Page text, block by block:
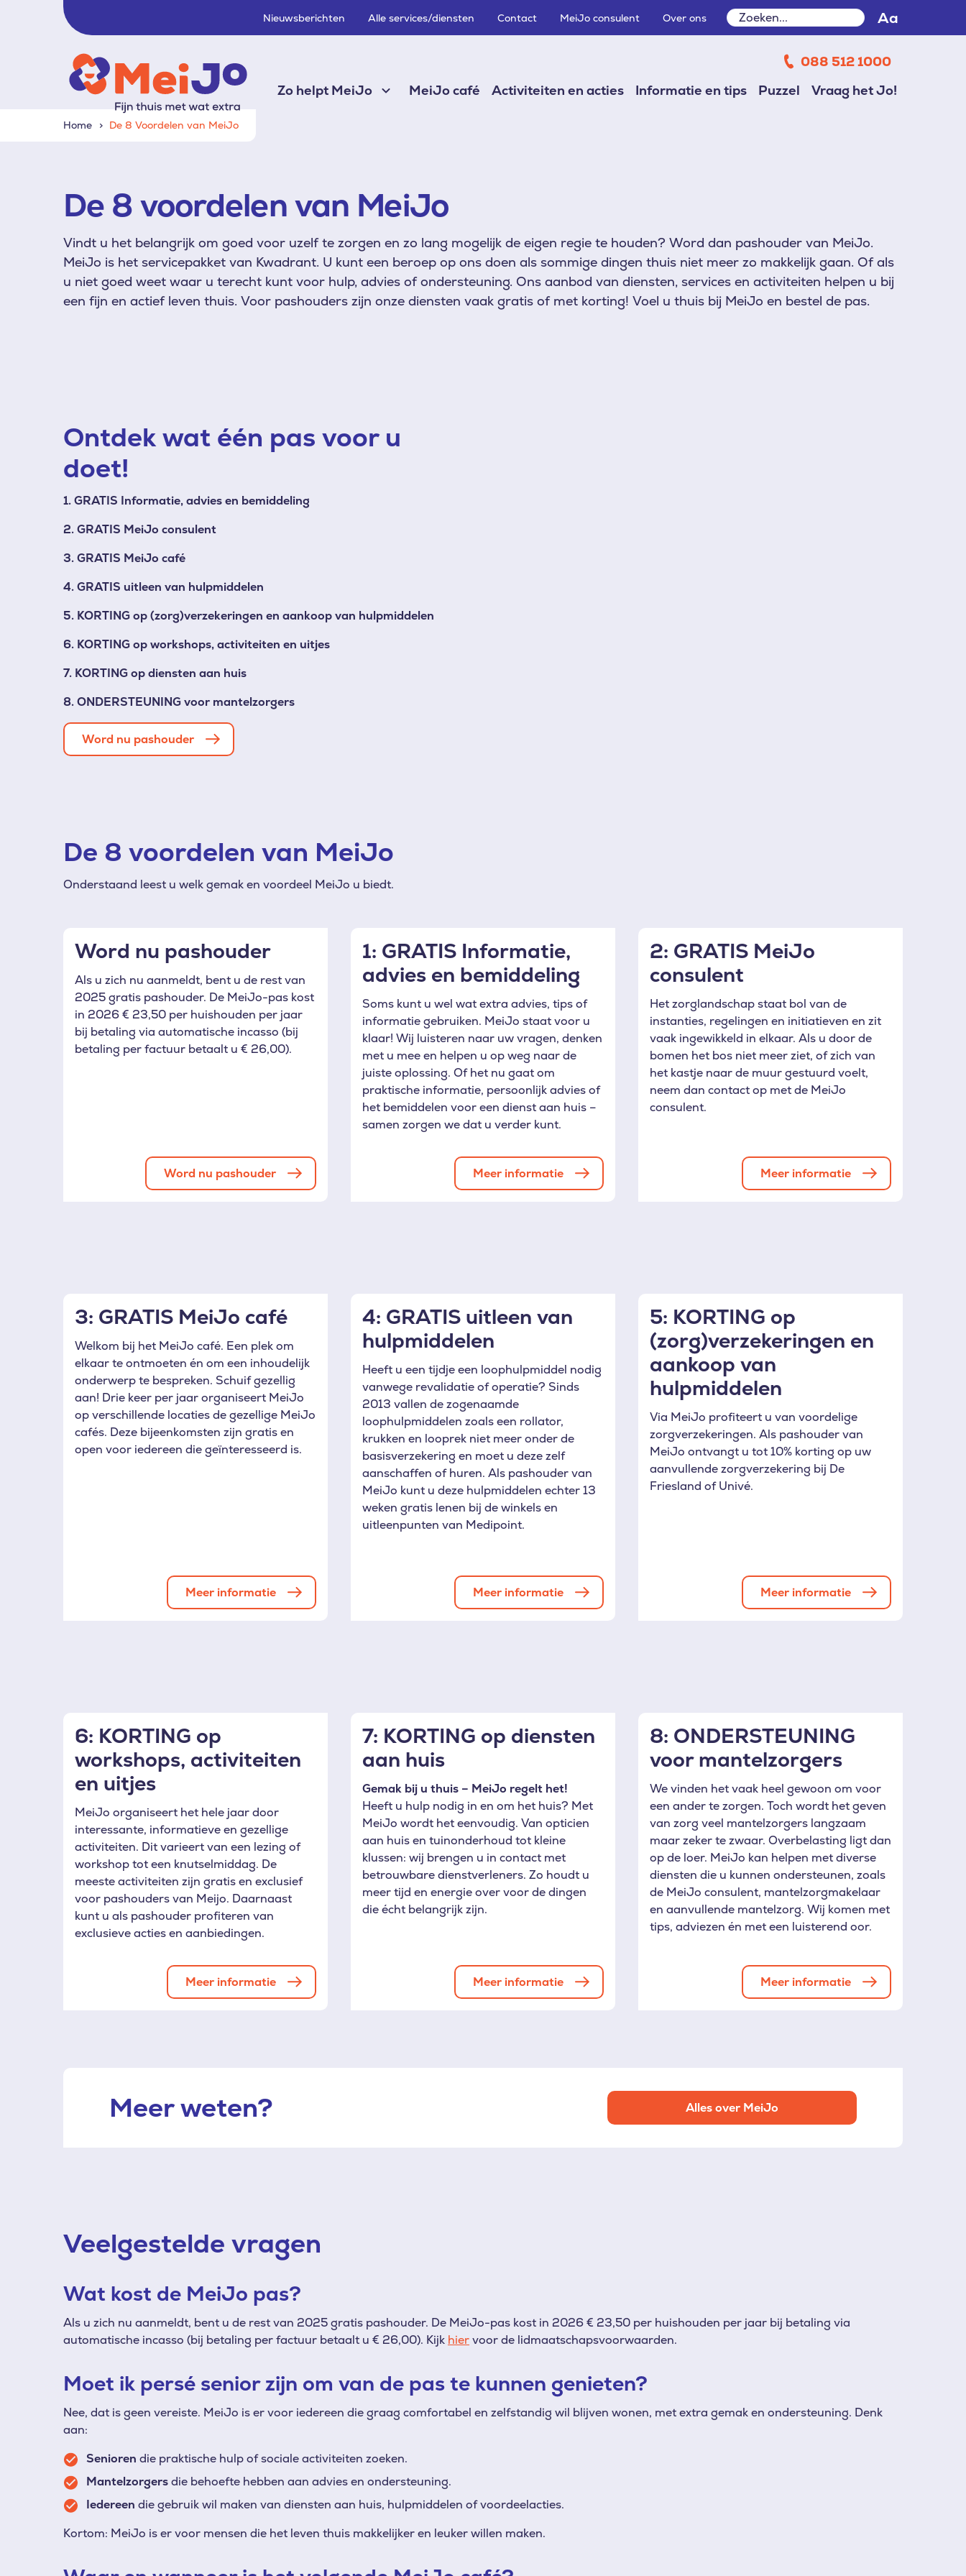
Nieuwsberichten Alle services/diensten Contact MeiJo consulent Over ons
Zoeken
Zoeken Aa
088 512 1000
Zo helpt MeiJo
MeiJo café Activiteiten en acties Informatie en tips Puzzel Vraag het Jo!
Home De 8 Voordelen van MeiJo
De 8 voordelen van MeiJo
Vindt u het belangrijk om goed voor uzelf te zorgen en zo lang mogelijk de eigen regie te houden? Word dan pashouder van MeiJo.
MeiJo is het servicepakket van Kwadrant. U kunt een beroep op ons doen als sommige dingen thuis niet meer zo makkelijk gaan. Of als
u niet goed weet waar u terecht kunt voor hulp, advies of ondersteuning. Ons aanbod van diensten, services en activiteiten helpen u bij
een fijn en actief leven thuis. Voor pashouders zijn onze diensten vaak gratis of met korting! Voel u thuis bij MeiJo en bestel de pas.
Ontdek wat één pas voor u
doet!
1. GRATIS Informatie, advies en bemiddeling
2. GRATIS MeiJo consulent
3. GRATIS MeiJo café
4. GRATIS uitleen van hulpmiddelen
5. KORTING op (zorg)verzekeringen en aankoop van hulpmiddelen
6. KORTING op workshops, activiteiten en uitjes
7. KORTING op diensten aan huis
8. ONDERSTEUNING voor mantelzorgers
Word nu pashouder
De 8 voordelen van MeiJo
Onderstaand leest u welk gemak en voordeel MeiJo u biedt.
Word nu pashouder
Als u zich nu aanmeldt, bent u de rest van
2025 gratis pashouder. De MeiJo-pas kost
in 2026 € 23,50 per huishouden per jaar
bij betaling via automatische incasso (bij
betaling per factuur betaalt u € 26,00).
Word nu pashouder
1: GRATIS Informatie,
advies en bemiddeling
Soms kunt u wel wat extra advies, tips of
informatie gebruiken. MeiJo staat voor u
klaar! Wij luisteren naar uw vragen, denken
met u mee en helpen u op weg naar de
juiste oplossing. Of het nu gaat om
praktische informatie, persoonlijk advies of
het bemiddelen voor een dienst aan huis –
samen zorgen we dat u verder kunt.
Meer informatie
2: GRATIS MeiJo
consulent
Het zorglandschap staat bol van de
instanties, regelingen en initiatieven en zit
vaak ingewikkeld in elkaar. Als u door de
bomen het bos niet meer ziet, of zich van
het kastje naar de muur gestuurd voelt,
neem dan contact op met de MeiJo
consulent.
Meer informatie
3: GRATIS MeiJo café
Welkom bij het MeiJo café. Een plek om
elkaar te ontmoeten én om een inhoudelijk
onderwerp te bespreken. Schuif gezellig
aan! Drie keer per jaar organiseert MeiJo
op verschillende locaties de gezellige MeiJo
cafés. Deze bijeenkomsten zijn gratis en
open voor iedereen die geïnteresseerd is.
Meer informatie
4: GRATIS uitleen van
hulpmiddelen
Heeft u een tijdje een loophulpmiddel nodig
vanwege revalidatie of operatie? Sinds
2013 vallen de zogenaamde
loophulpmiddelen zoals een rollator,
krukken en looprek niet meer onder de
basisverzekering en moet u deze zelf
aanschaffen of huren. Als pashouder van
MeiJo kunt u deze hulpmiddelen echter 13
weken gratis lenen bij de winkels en
uitleenpunten van Medipoint.
Meer informatie
5: KORTING op
(zorg)verzekeringen en
aankoop van
hulpmiddelen
Via MeiJo profiteert u van voordelige
zorgverzekeringen. Als pashouder van
MeiJo ontvangt u tot 10% korting op uw
aanvullende zorgverzekering bij De
Friesland of Univé.
Meer informatie
6: KORTING op
workshops, activiteiten
en uitjes
MeiJo organiseert het hele jaar door
interessante, informatieve en gezellige
activiteiten. Dit varieert van een lezing of
workshop tot een knutselmiddag. De
meeste activiteiten zijn gratis en exclusief
voor pashouders van Meijo. Daarnaast
kunt u als pashouder profiteren van
exclusieve acties en aanbiedingen.
Meer informatie
7: KORTING op diensten
aan huis
Gemak bij u thuis – MeiJo regelt het!
Heeft u hulp nodig in en om het huis? Met
MeiJo wordt het eenvoudig. Van opticien
aan huis en tuinonderhoud tot kleine
klussen: wij brengen u in contact met
betrouwbare dienstverleners. Zo houdt u
meer tijd en energie over voor de dingen
die écht belangrijk zijn.
Meer informatie
8: ONDERSTEUNING
voor mantelzorgers
We vinden het vaak heel gewoon om voor
een ander te zorgen. Toch wordt het geven
van zorg veel mantelzorgers langzaam
maar zeker te zwaar. Overbelasting ligt dan
op de loer. MeiJo kan helpen met diverse
diensten die u kunnen ondersteunen, zoals
de MeiJo consulent, mantelzorgmakelaar
en aanvullende mantelzorg. Wij komen met
tips, adviezen én met een luisterend oor.
Meer informatie
Meer weten? Alles over MeiJo
Veelgestelde vragen
Wat kost de MeiJo pas?
Als u zich nu aanmeldt, bent u de rest van 2025 gratis pashouder. De MeiJo-pas kost in 2026 € 23,50 per huishouden per jaar bij betaling via
automatische incasso (bij betaling per factuur betaalt u € 26,00). Kijk hiervoor de lidmaatschapsvoorwaarden.
Moet ik persé senior zijn om van de pas te kunnen genieten?
Nee, dat is geen vereiste. MeiJo is er voor iedereen die graag comfortabel en zelfstandig wil blijven wonen, met extra gemak en ondersteuning. Denk
aan:
Senioren die praktische hulp of sociale activiteiten zoeken.
Mantelzorgersdie behoefte hebben aan advies en ondersteuning.
Iedereen die gebruik wil maken van diensten aan huis, hulpmiddelen of voordeelacties.
Kortom: MeiJo is er voor mensen die het leven thuis makkelijker en leuker willen maken.